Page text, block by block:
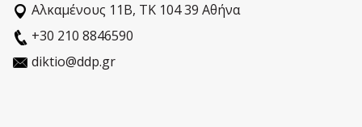
Αλκαµένους 11Β, ΤΚ 104 39 Αθήνα
+30 210 8846590
diktio@ddp.gr